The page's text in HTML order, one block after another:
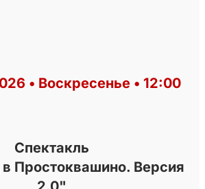
• Воскресенье • 12:00
Спектакль
Простоквашино. Версия